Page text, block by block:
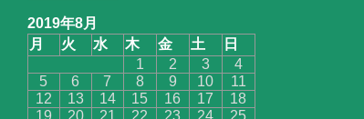
2019年8月
月
火 水 木 金 土
日
1
2 3
4
5
6 7 8 9 10
11
12
13 14 15 16 17
18
19
20 21 22 23 24 25